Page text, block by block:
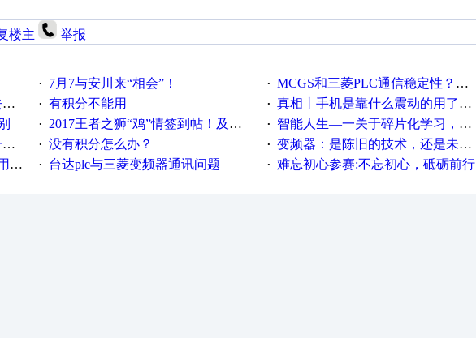
楼主 举报
· 7月7与安川来“相会”！ · MCGS和三菱PLC通信稳定性？？？
· 有积分不能用 · 真相丨手机是靠什么震动的用了这么多年才知道！
· 2017王者之狮“鸡”情签到帖！及时更新在线研讨会预告 · 智能人生—一关于碎片化学习，看这一篇就够了！
· 没有积分怎么办？ · 变频器：是陈旧的技术，还是未来的幕后英雄？
！ · 台达plc与三菱变频器通讯问题 · 难忘初心参赛:不忘初心，砥砺前行